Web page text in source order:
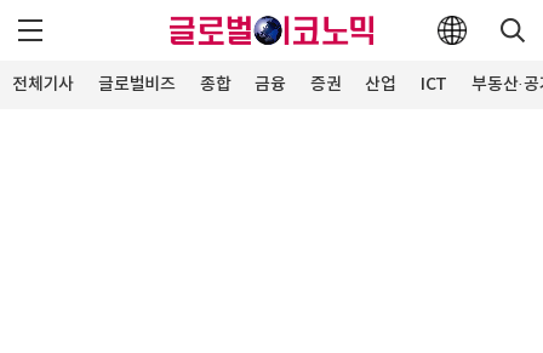
전체기사 글로벌비즈 종합 금융 증권 산업 ICT 부동산·